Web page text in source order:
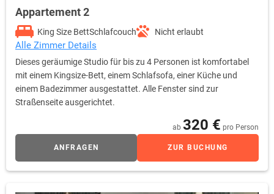
Appartement 2
King Size BettSchlafcouch Nicht erlaubt
Alle Zimmer Details
Dieses geräumige Studio für bis zu 4 Personen ist komfortabel
mit einem Kingsize-Bett, einem Schlafsofa, einer Küche und
einem Badezimmer ausgestattet. Alle Fenster sind zur
Straßenseite ausgerichtet.
ab 320 € pro Person
ANFRAGEN ZUR BUCHUNG